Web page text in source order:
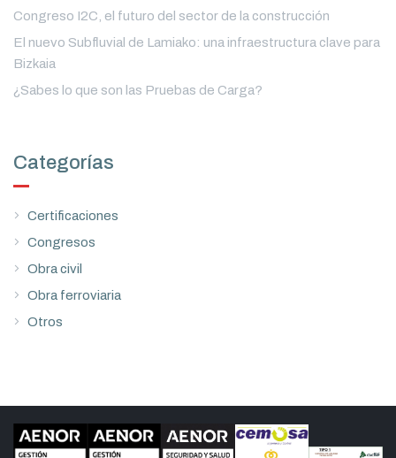
Congreso I2C, el futuro del sector de la construcción
El nuevo Subfluvial de Lamiako: una infraestructura clave para
Bizkaia
¿Sabes lo que son las Pruebas de Carga?
Categorías
Certificaciones
Congresos
Obra civil
Obra ferroviaria
Otros